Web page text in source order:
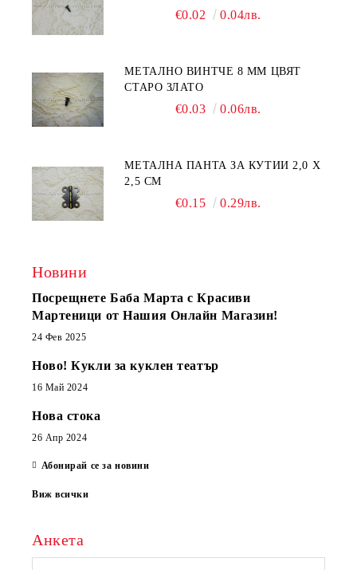
€0.02 0.04лв.
МЕТАЛНО ВИНТЧЕ 8 ММ ЦВЯТ
СТАРО ЗЛАТО
€0.03 0.06лв.
МЕТАЛНА ПАНТА ЗА КУТИИ 2,0 Х
2,5 СМ
€0.15 0.29лв.
Новини
Посрещнете Баба Марта с Красиви
Мартеници от Нашия Онлайн Магазин!
24 Фев 2025
Ново! Кукли за куклен театър
16 Май 2024
Нова стока
26 Апр 2024
Абонирай се за новини
Виж всички
Анкета